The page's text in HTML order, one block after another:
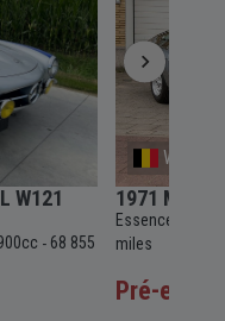
W121
- 68 855
1971
Essence
miles
Pré-